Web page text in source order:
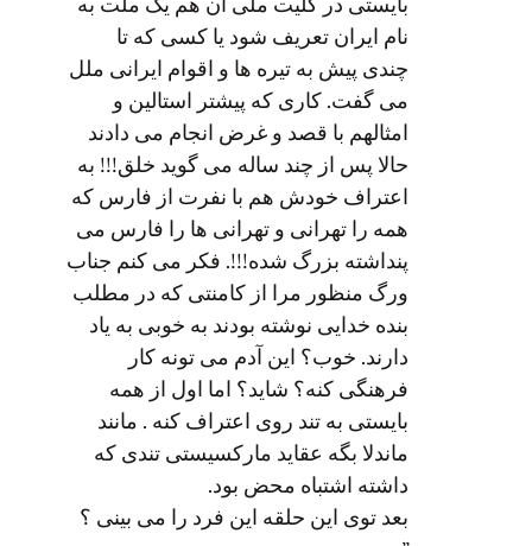
بایستی در کلیت ملی آن هم یک ملت به
نام ایران تعریف شود یا کسی که تا
چندی پیش به تیره ها و اقوام ایرانی ملل
می گفت. کاری که پیشتر استالین و
امثالهم با قصد و غرض انجام می دادند
حالا پس از چند ساله می گوید خلق!!! به
اعتراف خودش هم با نفرت از فارس که
همه را تهرانی و تهرانی ها را فارس می
پنداشته بزرگ شده!!!. فکر می کنم جناب
ورگ منظور مرا از کامنتی که در مطلب
بنده خدایی نوشته بودند به خوبی به یاد
دارند. خوب؟ این آدم می تونه کار
فرهنگی کنه؟ شاید؟ اما اول از همه
بایستی به تند روی اعتراف کنه . مانند
ماندلا بگه عقاید مارکسیستی تندی که
داشته اشتباه محض بود.
بعد توی این حلقه این فرد را می بینی ؟